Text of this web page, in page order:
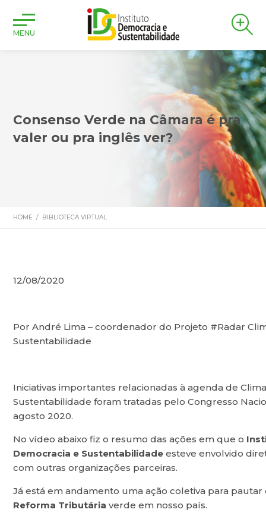
MENU
Consenso Verde na Câmara é pra
valer ou pra inglês ver?
HOME / BIBLIOTECA VIRTUAL
12/08/2020
Por André Lima – coordenador do Projeto #Radar
Sustentabilidade
Iniciativas importantes relacionadas à agenda de
Sustentabilidade foram tratadas pelo Congresso
agosto 2020.
No vídeo abaixo fiz o resumo das ações em que o
Democracia e Sustentabilidade esteve envolvido
com outras organizações parceiras.
Já está em andamento uma ação coletiva para pautar
Reforma Tributária verde em nosso país.